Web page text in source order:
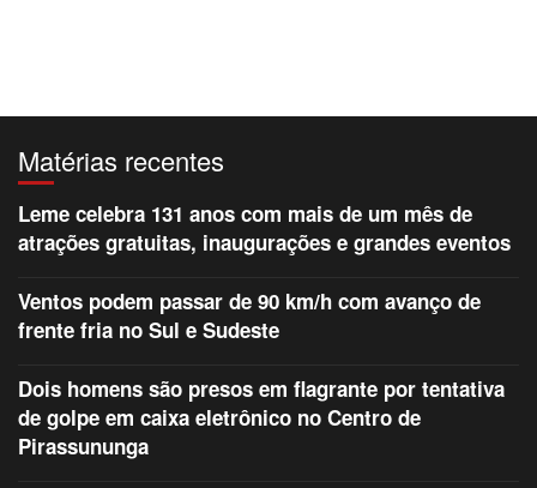
Matérias recentes
Leme celebra 131 anos com mais de um mês de
atrações gratuitas, inaugurações e grandes eventos
Ventos podem passar de 90 km/h com avanço de
frente fria no Sul e Sudeste
Dois homens são presos em flagrante por tentativa
de golpe em caixa eletrônico no Centro de
Pirassununga